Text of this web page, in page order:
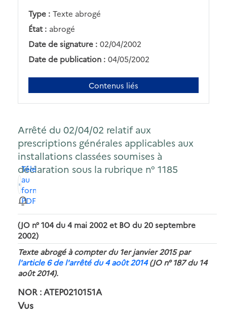
Type : Texte abrogé
État : abrogé
Date de signature : 02/04/2002
Date de publication : 04/05/2002
Contenus liés
Arrêté du 02/04/02 relatif aux
prescriptions générales applicables aux
installations classées soumises à
déclaration sous la rubrique n° 1185
Télécharger
au
format
PDF
(JO n° 104 du 4 mai 2002 et BO du 20 septembre
2002)
Texte abrogé à compter du 1er janvier 2015 par
l'article 6 de l'arrêté du 4 août 2014 (JO n° 187 du 14
août 2014).
NOR : ATEP0210151A
Vus